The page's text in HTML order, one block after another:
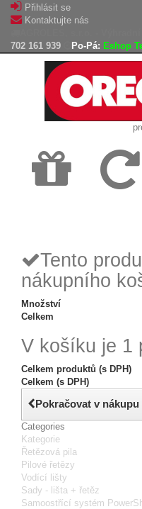
Přihlásit se
Kontaktujte nás
702 161 939
Po-Pá: Eshop
Tento
nákupního
Množství
Celkem
V košíku je 1
Celkem produktů (s DPH)
Celkem (s DPH)
Pokračovat v nákupu
Categories
Kategorie
Řetězová pila
Pilové řetězy
Vodící lišty
Sady - lišta + řetěz
Samoostřící systém